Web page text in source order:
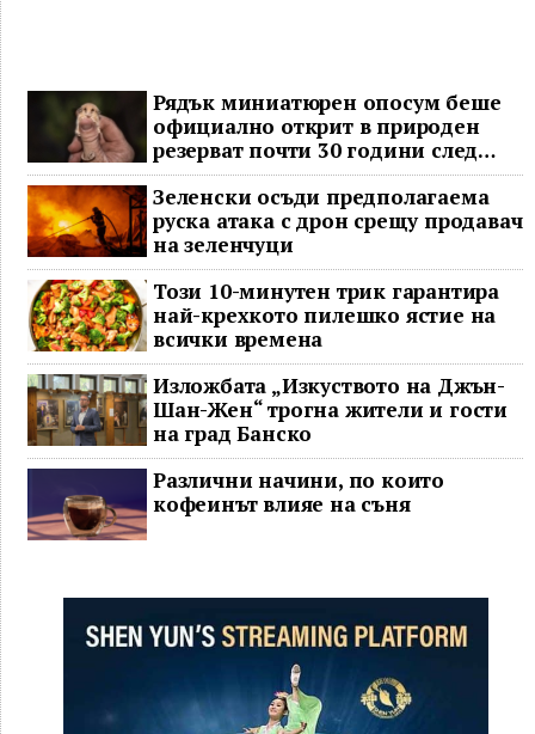
Рядък миниатюрен опосум беше
официално открит в природен
резерват почти 30 години след
последното му наблюдение
Зеленски осъди предполагаема
руска атака с дрон срещу продавач
на зеленчуци
Този 10-минутен трик гарантира
най-крехкото пилешко ястие на
всички времена
Изложбата „Изкуството на Джън-
Шан-Жен“ трогна жители и гости
на град Банско
Различни начини, по които
кофеинът влияе на съня